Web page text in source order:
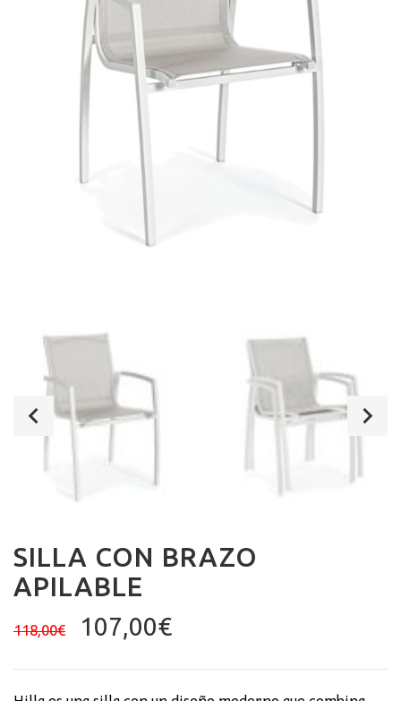
SILLA CON BRAZO
APILABLE
118,00€
El
original
107,00€El
actual